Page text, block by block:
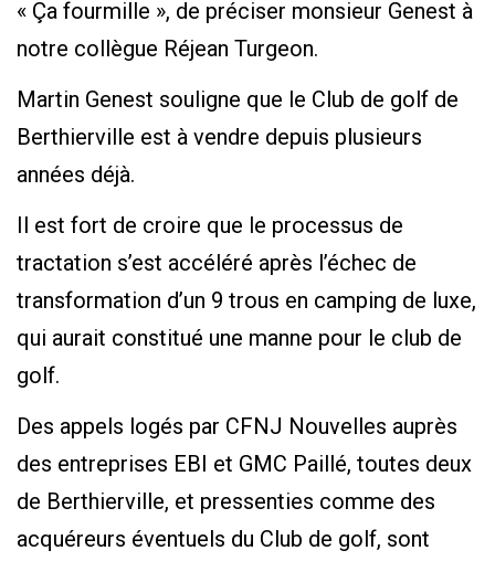
« Ça fourmille », de préciser monsieur Genest à
notre collègue Réjean Turgeon.
Martin Genest souligne que le Club de golf de
Berthierville est à vendre depuis plusieurs
années déjà.
Il est fort de croire que le processus de
tractation s’est accéléré après l’échec de
transformation d’un 9 trous en camping de luxe,
qui aurait constitué une manne pour le club de
golf.
Des appels logés par CFNJ Nouvelles auprès
des entreprises EBI et GMC Paillé, toutes deux
de Berthierville, et pressenties comme des
acquéreurs éventuels du Club de golf, sont